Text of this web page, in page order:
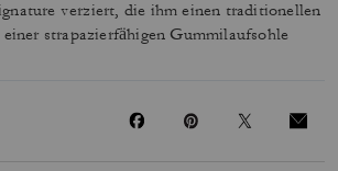
verziert, die ihm einen traditionellen
strapazierfähigen Gummilaufsohle